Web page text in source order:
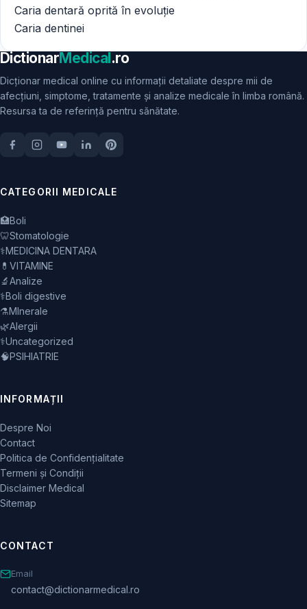
Caria dentară oprită în evoluție
Caria dentinei
DictionarMedical.ro
Dicționar medical online cu informații detaliate despre mii de
afecțiuni, simptome, tratamente și analize medicale în limba română.
Resursa ta de referință pentru sănătate.
CATEGORII MEDICALE
🏥Boli
🦷Stomatologie
⚕️MEDICINA DENTARA
💊 VITAMINE
🔬Analize
⚕️Boli digestive
⚗️MInerale
🌿Alergii
⚕️Uncategorized
🧠PSIHIATRIE
INFORMAȚII
Despre Noi
Contact
Politica de Confidențialitate
Termeni și Condiții
Disclaimer Medical
Sitemap
CONTACT
Email
contact@dictionarmedical.ro